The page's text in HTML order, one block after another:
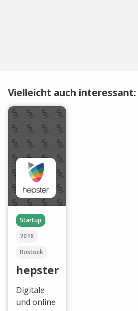
Vielleicht auch interessant:
Startup
2016
Rostock
hepster
Digitale
und online